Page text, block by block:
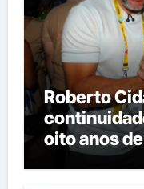
Roberto
oito anos